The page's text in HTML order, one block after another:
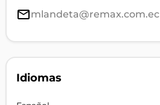
mlandeta@remax.com.ec
Idiomas